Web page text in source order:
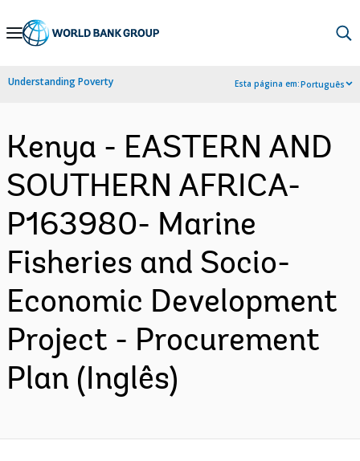
Skip
Navigation
Understanding Poverty Esta página em:Português
Kenya - EASTERN AND
SOUTHERN AFRICA-
P163980- Marine
Fisheries and Socio-
Economic Development
Project - Procurement
Plan (Inglês)